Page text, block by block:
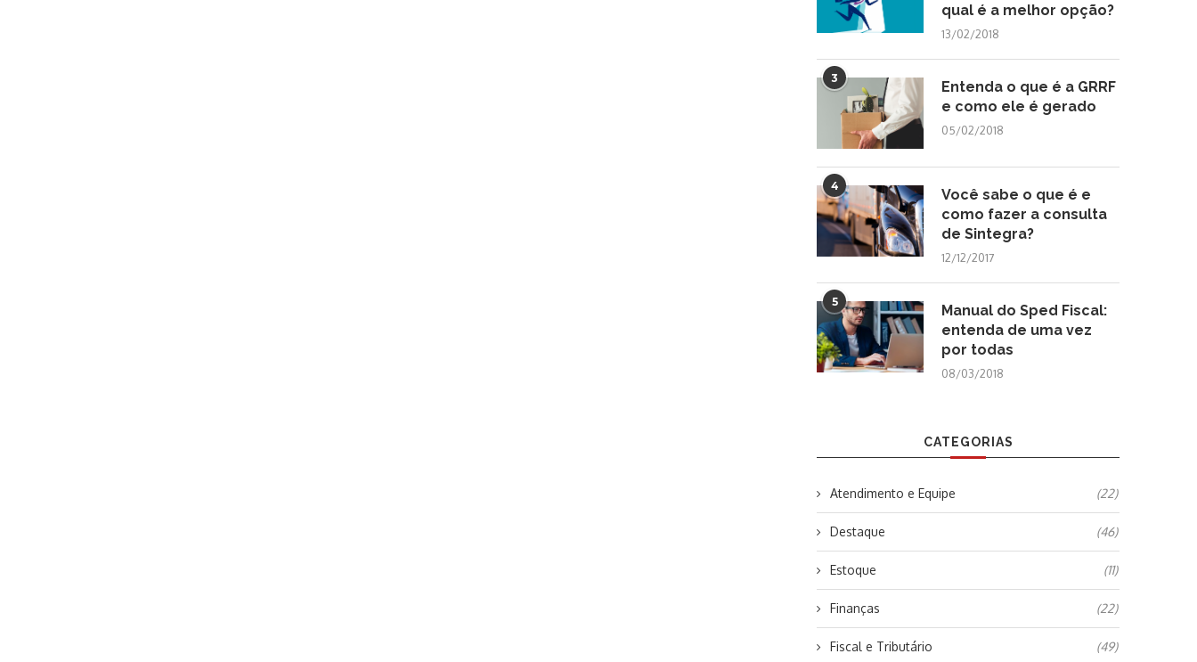
qual é a melhor opção?
13/02/2018
3
Entenda o que é a GRRF
e como ele é gerado
05/02/2018
4
Você sabe o que é e
como fazer a consulta
de Sintegra?
12/12/2017
5
Manual do Sped Fiscal:
entenda de uma vez
por todas
08/03/2018
CATEGORIAS
Atendimento e Equipe (22)
Destaque (46)
Estoque (11)
Finanças (22)
Fiscal e Tributário (49)